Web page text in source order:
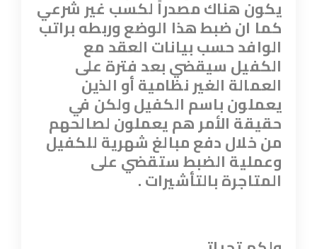
يكون هناك مصدراً لكسب غير شرعي
كما ان ضبط هذا الوضع وربطه براتب
الوافد حسب بيانات العقد مع
الكفيل سيقضي بعد فترة على
العمالة الغير نظامية أو الذين
يعملون باسم الكفيل ولكن في
حقيقة الأمر هم يعملون لصالحهم
من خلال دفع مبالغ شهرية للكفيل
وعملية الضبط ستقضي على
المتاجرة بالتأشيرات .